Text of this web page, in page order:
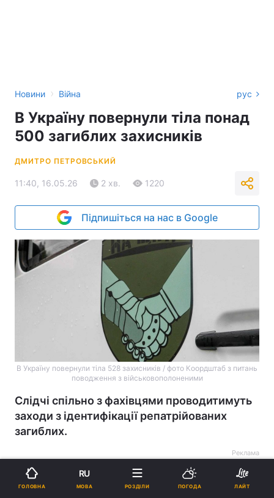
Новини › Війна рус
В Україну повернули тіла понад
500 загиблих захисників
ДМИТРО ПЕТРОВСЬКИЙ
11:40, 16.05.26 2 хв. 1220
Підпишіться на нас в Google
В Україну повернули тіла 528 захисників / фото Коордштаб з питань
поводження з військовополоненими
Слідчі спільно з фахівцями проводитимуть
заходи з ідентифікації репатрійованих
загиблих.
Реклама
ГОЛОВНА
RU
МОВА РОЗДІЛИ ПОГОДА ЛАЙТ